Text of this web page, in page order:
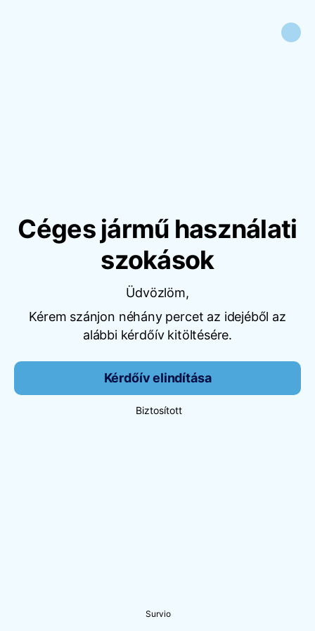
Céges jármű használati
szokások
Üdvözlöm,
Kérem szánjon néhány percet az idejéből az
alábbi kérdőív kitöltésére.
Kérdőív elindítása
Biztosított
Survio